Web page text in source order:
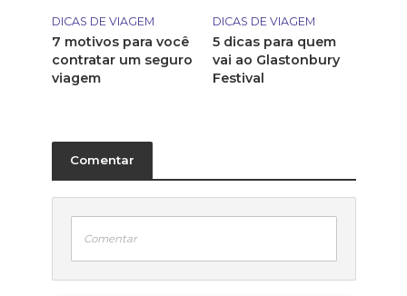
DICAS DE VIAGEM
7 motivos para você
contratar um seguro
viagem
DICAS DE VIAGEM
5 dicas para quem
vai ao Glastonbury
Festival
Comentar
Comentar